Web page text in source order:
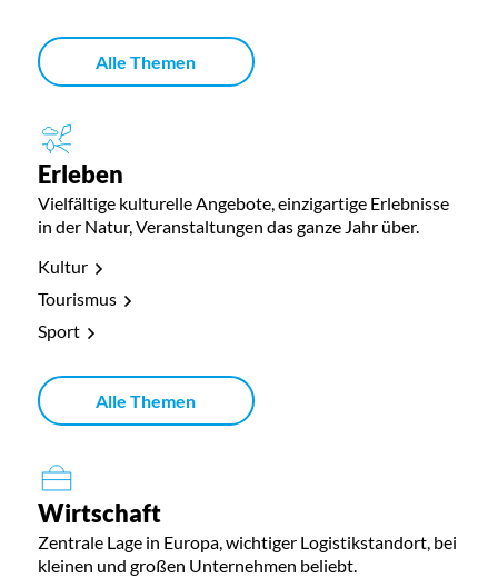
Alle Themen
Erleben
Vielfältige kulturelle Angebote, einzigartige Erlebnisse
in der Natur, Veranstaltungen das ganze Jahr über.
Kultur
Tourismus
Sport
Alle Themen
Wirtschaft
Zentrale Lage in Europa, wichtiger Logistikstandort, bei
kleinen und großen Unternehmen beliebt.